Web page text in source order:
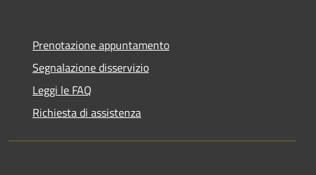
Prenotazione appuntamento
Segnalazione disservizio
Leggi le FAQ
Richiesta di assistenza